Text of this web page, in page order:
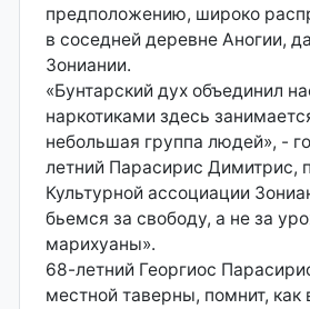
предположению, широко
в соседней деревне Аногии,
Зониании.
«Бунтарский дух объединил
наркотиками здесь
небольшая группа людей», -
летний Парасирис Димитрис,
Культурной ассоциации
бьемся за свободу, а не за
марихуаны».
68-летний Георгиос
местной таверны, помнит, как